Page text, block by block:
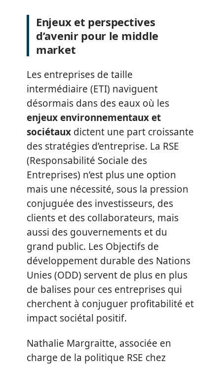
Enjeux et perspectives
d’avenir pour le middle
market
Les entreprises de taille
intermédiaire (ETI) naviguent
désormais dans des eaux où les
enjeux environnementaux et
sociétaux dictent une part croissante
des stratégies d’entreprise. La RSE
(Responsabilité Sociale des
Entreprises) n’est plus une option
mais une nécessité, sous la pression
conjuguée des investisseurs, des
clients et des collaborateurs, mais
aussi des gouvernements et du
grand public. Les Objectifs de
développement durable des Nations
Unies (ODD) servent de plus en plus
de balises pour ces entreprises qui
cherchent à conjuguer profitabilité et
impact sociétal positif.
Nathalie Margraitte, associée en
charge de la politique RSE chez